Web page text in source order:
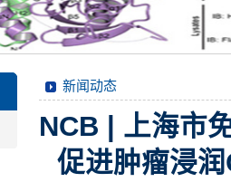
新闻动态
NCB | 上海市
促进肿瘤浸